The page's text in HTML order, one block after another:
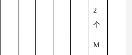
2
个
M